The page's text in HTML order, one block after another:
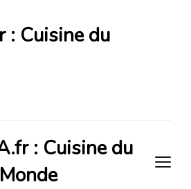
: Cuisine du
: Cuisine du
Monde